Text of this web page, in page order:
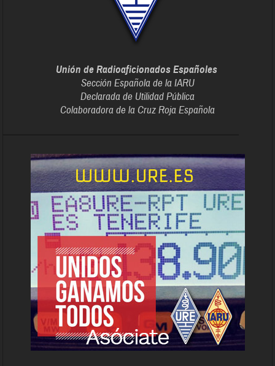
Unión de Radioaficionados Españoles
Sección Española de la IARU
Declarada de Utilidad Pública
Colaboradora de la Cruz Roja Española